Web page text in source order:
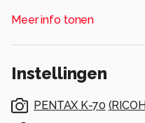
Alle rechten voorbehouden
Meer info tonen
Instellingen
PENTAX K-70 (